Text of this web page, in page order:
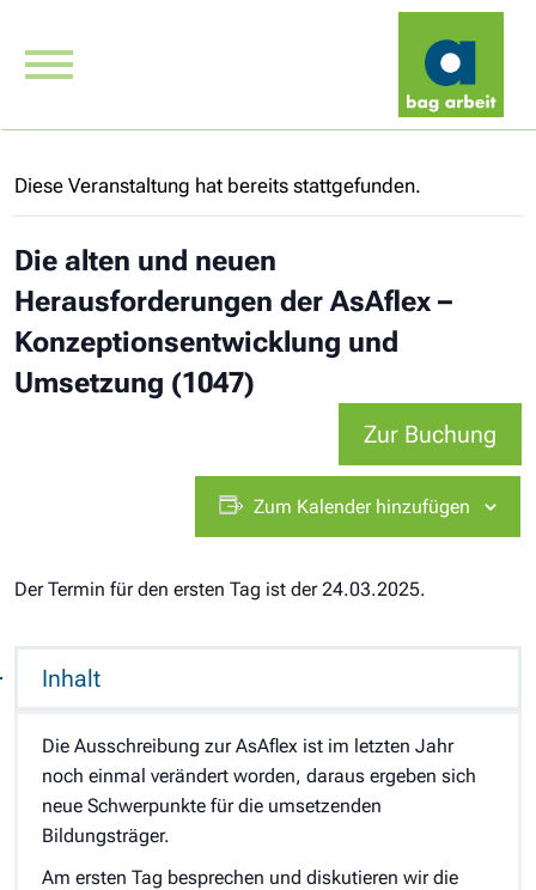
Diese Veranstaltung hat bereits stattgefunden.
Die alten und neuen
Herausforderungen der AsAflex –
Konzeptionsentwicklung und
Umsetzung (1047)
Zur Buchung
Zum Kalender hinzufügen
Der Termin für den ersten Tag ist der 24.03.2025.
Inhalt
Die Ausschreibung zur AsAflex ist im letzten Jahr
noch einmal verändert worden, daraus ergeben sich
neue Schwerpunkte für die umsetzenden
Bildungsträger.
Am ersten Tag besprechen und diskutieren wir die